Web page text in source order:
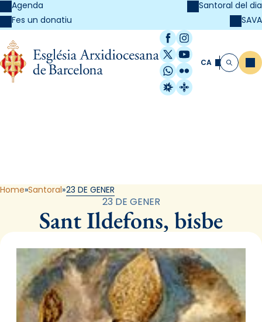
Agenda
Fes un donatiu
Santoral del dia
SAVA
Facebook
Instagram
X / Twitter
YouTube
WhatsApp
Flickr
Radio Estel
Catalunya
CA Cerca
Home Santoral 23 DE GENER
23 DE GENER
Sant Ildefons, bisbe